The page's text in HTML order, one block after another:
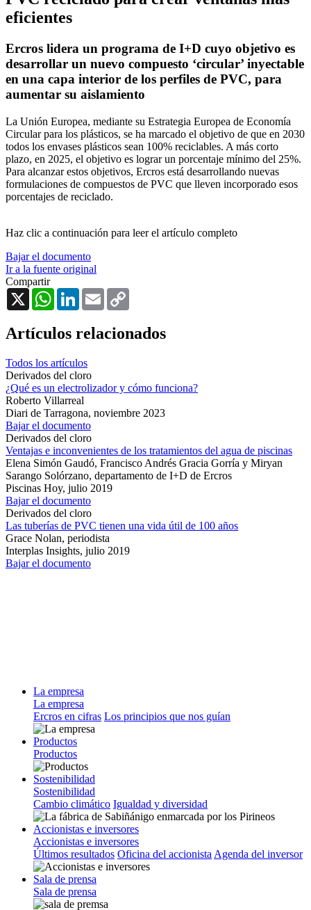
eficientes
Ercros lidera un programa de I+D cuyo objetivo es
desarrollar un nuevo compuesto ‘circular’ inyectable
en una capa interior de los perfiles de PVC, para
aumentar su aislamiento
La Unión Europea, mediante su Estrategia Europea de Economía
Circular para los plásticos, se ha marcado el objetivo de que en 2030
todos los envases plásticos sean 100% reciclables. A más corto
plazo, en 2025, el objetivo es lograr un porcentaje mínimo del 25%.
Para alcanzar estos objetivos, Ercros está desarrollando nuevas
formulaciones de compuestos de PVC que lleven incorporado esos
porcentajes de reciclado.
Haz clic a continuación para leer el artículo completo
Bajar el documento
Ir a la fuente original
Compartir
X
WhatsAppLinkedInEmail
Artículos relacionados
Todos los artículos
Derivados del cloro
¿Qué es un electrolizador y cómo funciona?
Roberto Villarreal
Diari de Tarragona, noviembre 2023
Bajar el documento
Derivados del cloro
Ventajas e inconvenientes de los tratamientos del agua de piscinas
Elena Simón Gaudó, Francisco Andrés Gracia Gorría y Miryan
Sarango Solórzano, departamento de I+D de Ercros
Piscinas Hoy, julio 2019
Bajar el documento
Derivados del cloro
Las tuberías de PVC tienen una vida útil de 100 años
Grace Nolan, periodista
Interplas Insights, julio 2019
Bajar el documento
La empresa
La empresa
Ercros en cifras Los principios que nos guían
Productos
Productos
Sostenibilidad
Sostenibilidad
Cambio climático Igualdad y diversidad
Accionistas e inversores
Accionistas e inversores
Últimos resultados Oficina del accionista Agenda del inversor
Sala de prensa
Sala de prensa